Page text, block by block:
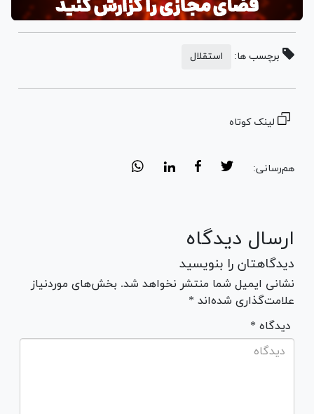
برچسب ها: استقلال
لینک کوتاه
هم‌رسانی:
ارسال دیدگاه
دیدگاهتان را بنویسید
نشانی ایمیل شما منتشر نخواهد شد. بخش‌های موردنیاز
علامت‌گذاری شده‌اند *
* دیدگاه